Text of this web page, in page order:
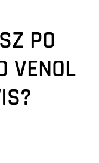
PO
VENOL